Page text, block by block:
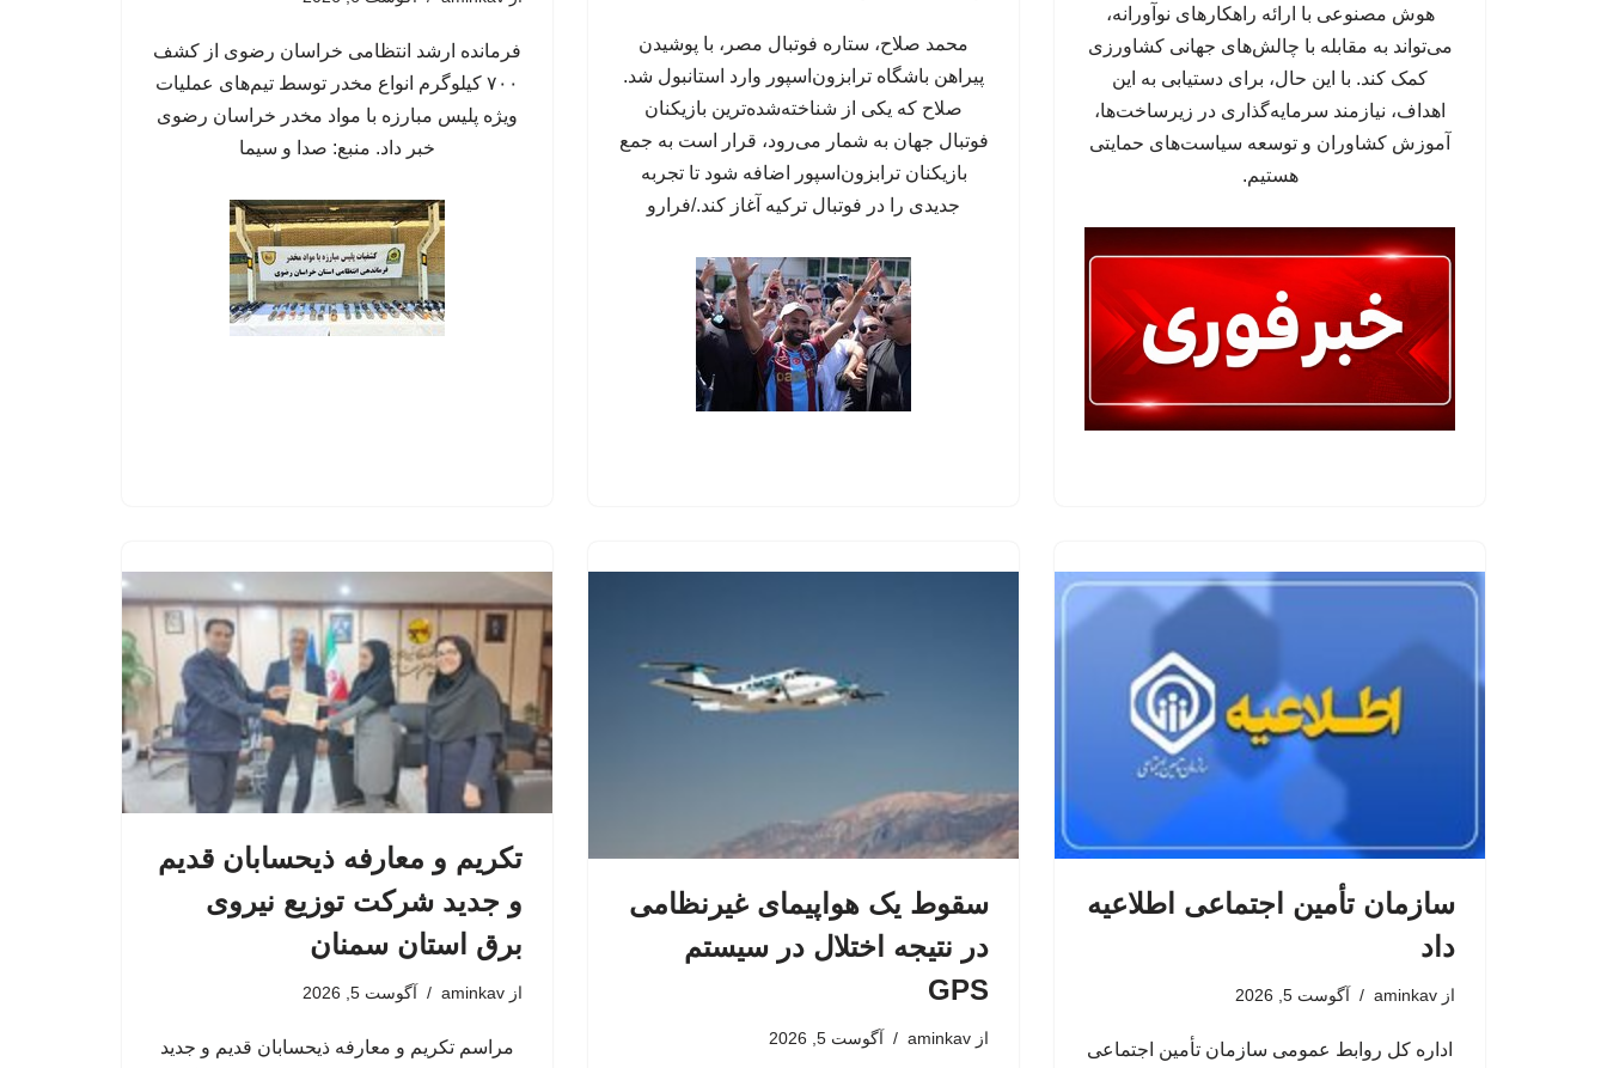
هوش مصنوعی با ارائه راهکارهای نوآورانه،
می‌تواند به مقابله با چالش‌های جهانی کشاورزی
کمک کند. با این حال، برای دستیابی به این
اهداف، نیازمند سرمایه‌گذاری در زیرساخت‌ها،
آموزش کشاوران و توسعه سیاست‌های حمایتی
هستیم.
محمد صلاح، ستاره فوتبال مصر، با پوشیدن
پیراهن باشگاه ترابزون‌اسپور وارد استانبول شد.
صلاح که یکی از شناخته‌شده‌ترین بازیکنان
فوتبال جهان به شمار می‌رود، قرار است به جمع
بازیکنان ترابزون‌اسپور اضافه شود تا تجربه
جدیدی را در فوتبال ترکیه آغاز کند./فرارو
فرمانده ارشد انتظامی خراسان رضوی از کشف
۷۰۰ کیلوگرم انواع مخدر توسط تیم‌های عملیات
ویژه پلیس مبارزه با مواد مخدر خراسان رضوی
خبر داد. منبع: صدا و سیما
سازمان تأمین اجتماعی اطلاعیه
داد
از aminkav آگوست 5, 2026
اداره کل روابط عمومی سازمان تأمین اجتماعی
سقوط یک هواپیمای غیرنظامی
در نتیجه اختلال در سیستم‌
GPS
از aminkav آگوست 5, 2026
تکریم و معارفه ذیحسابان قدیم
و جدید شرکت توزیع نیروی
برق استان سمنان
از aminkav آگوست 5, 2026
مراسم تکریم و معارفه ذیحسابان قدیم و جدید